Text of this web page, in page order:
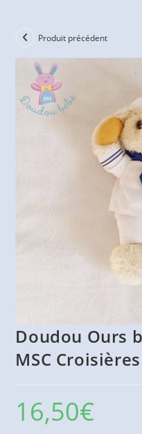
Produit précédent
Doudou Ours
MSC Croisières
16,50€